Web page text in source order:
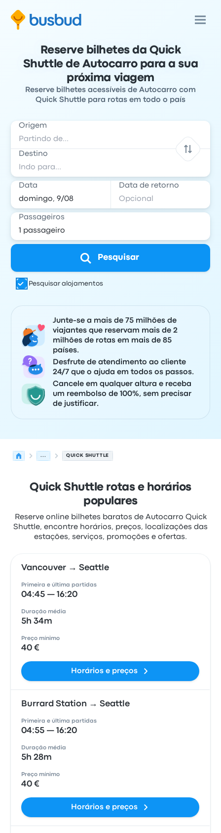
Reserve bilhetes da Quick
Shuttle de Autocarro para a sua
próxima viagem
Reserve bilhetes acessíveis de Autocarro com
Quick Shuttle para rotas em todo o país
Origem
Destino
Data Data de retorno
Passageiros
Pesquisar
Pesquisar alojamentos
Junte-se a mais de 75 milhões de
viajantes que reservam mais de 2
milhões de rotas em mais de 85
países.
Desfrute de atendimento ao cliente
24/7 que o ajuda em todos os passos.
Cancele em qualquer altura e receba
um reembolso de 100%, sem precisar
de justificar.
... QUICK SHUTTLE
Quick Shuttle rotas e horários
populares
Reserve online bilhetes baratos de Autocarro Quick
Shuttle, encontre horários, preços, localizações das
estações, serviços, promoções e ofertas.
Vancouver → Seattle
Primeira e última partidas
04:45 — 16:20
Duração média
5h 34m
Preço mínimo
40 €
Horários e preços
Burrard Station → Seattle
Primeira e última partidas
04:55 — 16:20
Duração média
5h 28m
Preço mínimo
40 €
Horários e preços